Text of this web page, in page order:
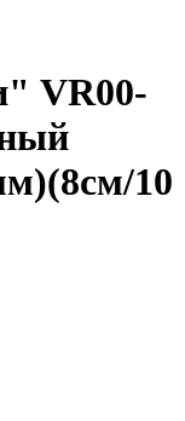
VR00-
10